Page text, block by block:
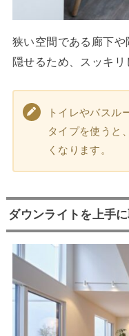
狭い空間である廊下
隠せるため、スッキリ
トイレやバスル
タイプを使うと
くなります。
ダウンライトを上手